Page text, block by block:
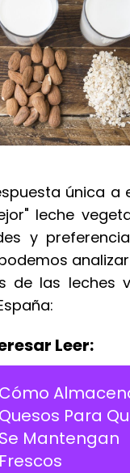
única a
leche
y
de las leches
Leer:
Cómo
Quesos Para
Se Mantengan
Frescos